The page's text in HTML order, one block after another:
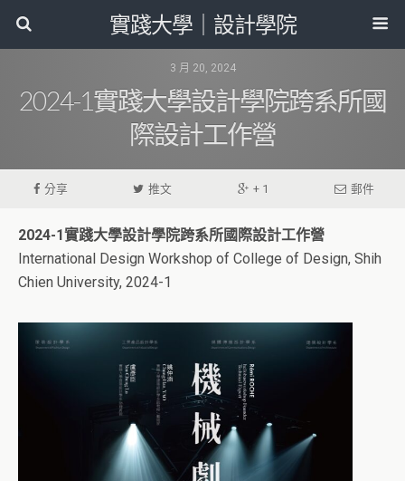
實踐大學｜設計學院
3 月 20, 2024
2024-1實踐大學設計學院跨系所國
際設計工作營
分享 推文 + 1 郵件
2024-1實踐大學設計學院跨系所國際設計工作營
International Design Workshop of College of Design, Shih
Chien University, 2024-1